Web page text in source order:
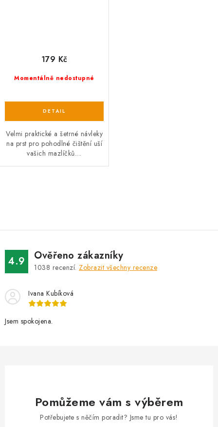
Momentálně nedostupné
179 Kč
Velmi praktické a šetrné návleky
na prst pro pohodlné čištění uší
vašich mazlíčků....
á
d
a
c
p
v
4.9 Ověřeno zákazníky
1038 recenzí. Zobrazit všechny recenze
Ivana Kubíková
Jsem spokojena.
Pomůžeme vám s výběrem
Potřebujete s něčím poradit? Jsme tu pro vás!